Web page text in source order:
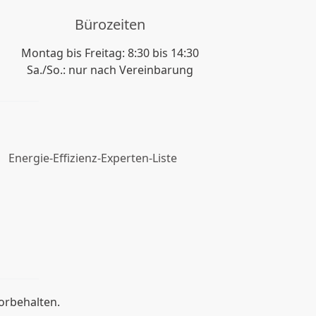
Bürozeiten
Montag bis Freitag: 8:30 bis 14:30
Sa./So.: nur nach Vereinbarung
Energie-Effizienz-Experten-Liste